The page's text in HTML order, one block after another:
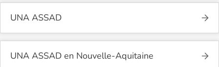
UNA ASSAD
UNA ASSAD en Nouvelle-Aquitaine